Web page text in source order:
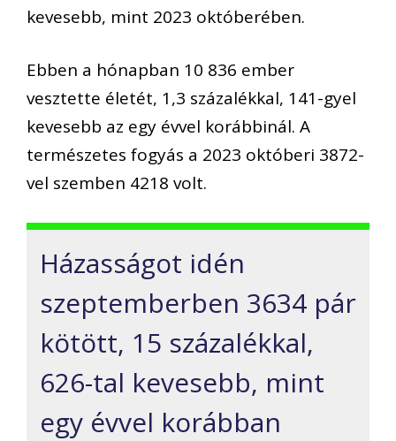
kevesebb, mint 2023 októberében.
Ebben a hónapban 10 836 ember
vesztette életét, 1,3 százalékkal, 141-gyel
kevesebb az egy évvel korábbinál. A
természetes fogyás a 2023 októberi 3872-
vel szemben 4218 volt.
Házasságot idén
szeptemberben 3634 pár
kötött, 15 százalékkal,
626-tal kevesebb, mint
egy évvel korábban